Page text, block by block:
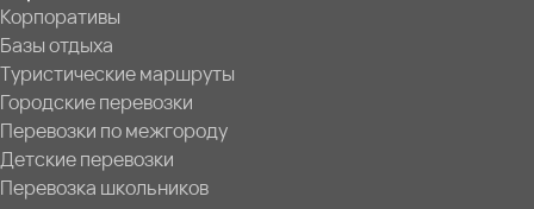
Корпоративы
Базы отдыха
Туристические маршруты
Городские перевозки
Перевозки по межгороду
Детские перевозки
Перевозка школьников